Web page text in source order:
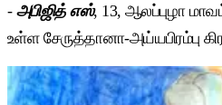
- அபிஜித் எஸ், 13, ஆலப்புழா
உள்ள சேருத்தானா-அய்யபிரம்பு